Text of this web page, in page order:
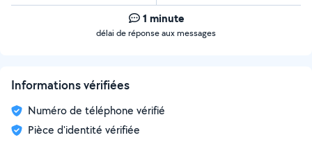
1 minute
délai de réponse aux messages
Informations vérifiées
Numéro de téléphone vérifié
Pièce d'identité vérifiée